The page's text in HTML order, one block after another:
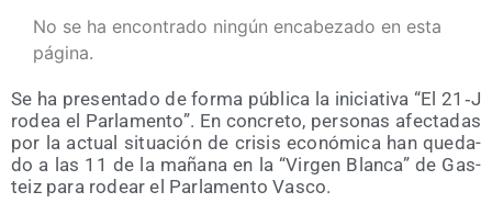
No se ha encontrado ningún encabezado en esta
página.
Se ha pre­sen­ta­do de for­ma públi­ca la ini­cia­ti­va “El 21‑J
rodea el Par­la­men­to”. En con­cre­to, per­so­nas afec­ta­das
por la actual situa­ción de cri­sis eco­nó­mi­ca han que­da­
do a las 11 de la maña­na en la “Vir­gen Blan­ca” de Gas­
teiz para rodear el Par­la­men­to Vasco.